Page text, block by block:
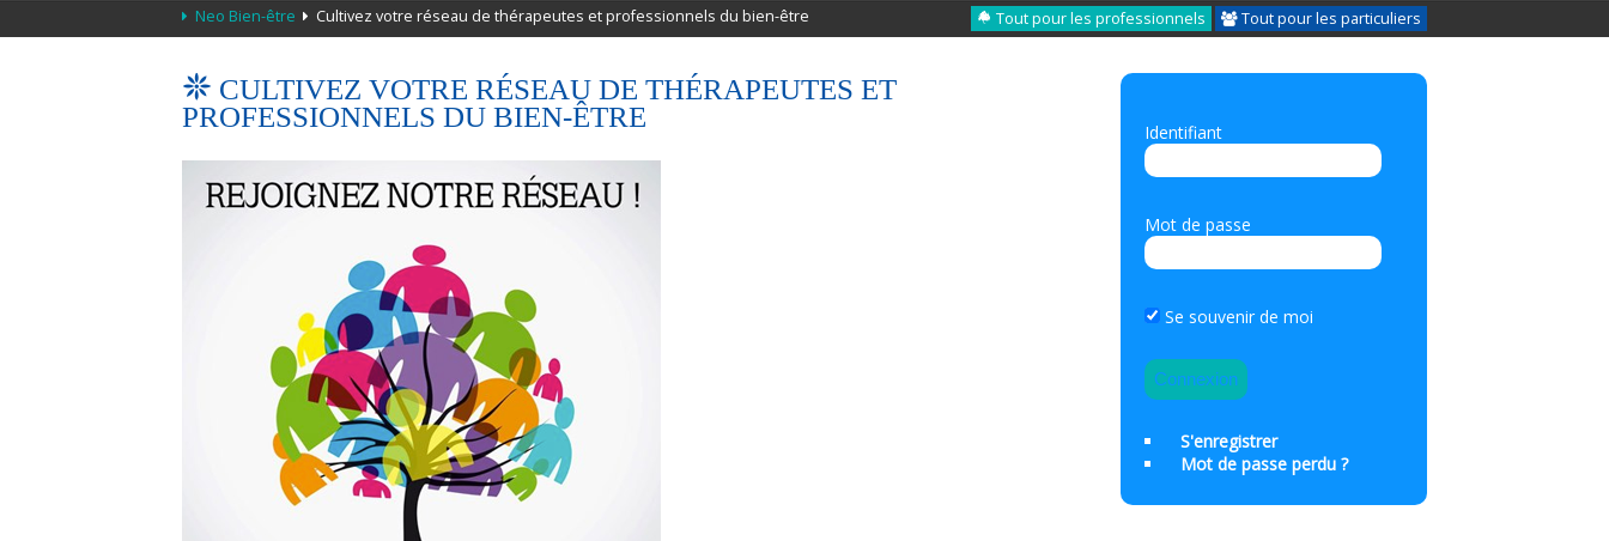
Neo Bien-être Cultivez votre réseau de thérapeutes et professionnels du bien-être Tout pour les professionnels Tout pour les particuliers
CULTIVEZ VOTRE RÉSEAU DE THÉRAPEUTES ET
PROFESSIONNELS DU BIEN-ÊTRE
Identifiant
Mot de passe
Se souvenir de moi
S'enregistrer
Mot de passe perdu ?